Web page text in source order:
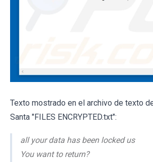
Texto mostrado en el archivo de texto
Santa "FILES ENCRYPTED.txt":
all your data has been locked us
You want to return?